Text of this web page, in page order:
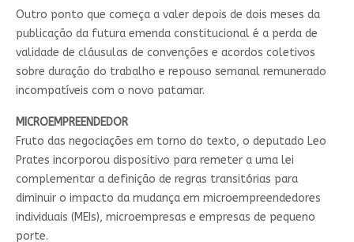
Outro ponto que começa a valer depois de dois meses da
publicação da futura emenda constitucional é a perda de
validade de cláusulas de convenções e acordos coletivos
sobre duração do trabalho e repouso semanal remunerado
incompatíveis com o novo patamar.
MICROEMPREENDEDOR
Fruto das negociações em torno do texto, o deputado Leo
Prates incorporou dispositivo para remeter a uma lei
complementar a definição de regras transitórias para
diminuir o impacto da mudança em microempreendedores
individuais (MEIs), microempresas e empresas de pequeno
porte.